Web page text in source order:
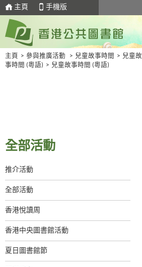
主頁 手機版
主頁 > 參與推廣活動 > 兒童故事時間 > 兒童故
事時間 (粵語) > 兒童故事時間 (粵語)
全部活動
推介活動
全部活動
香港悅讀周
香港中央圖書館活動
夏日圖書館節